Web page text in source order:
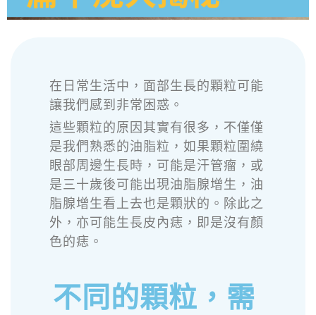
在日常生活中，面部生長的顆粒可能
讓我們感到非常困惑。
這些顆粒的原因其實有很多，不僅僅
是我們熟悉的油脂粒，如果顆粒圍繞
眼部周邊生長時，可能是汗管瘤，或
是三十歲後可能出現油脂腺增生，油
脂腺增生看上去也是顆狀的。除此之
外，亦可能生長皮內痣，即是沒有顏
色的痣。
不同的顆粒，需